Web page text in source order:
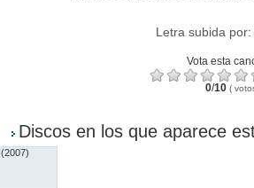
Letra subida
Vota esta
0/10 (
Discos en los que aparece
(2007)